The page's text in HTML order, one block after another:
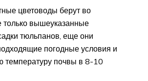
цветоводы берут во
только вышеуказанные
тюльпанов, еще они
погодные условия и
температуру почвы в 8-10